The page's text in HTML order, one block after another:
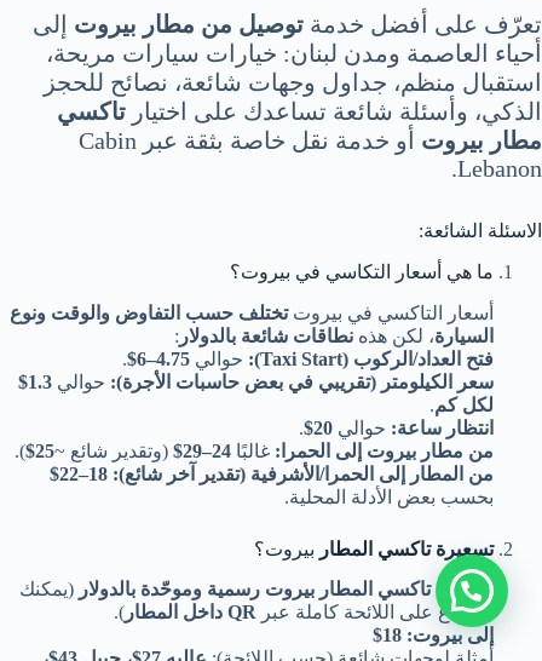
تعرّف على أفضل خدمة توصيل من مطار بيروت إلى
أحياء العاصمة ومدن لبنان: خيارات سيارات مريحة،
استقبال منظم، جداول وجهات شائعة، نصائح للحجز
الذكي، وأسئلة شائعة تساعدك على اختيار تاكسي
مطار بيروت
أو خدمة نقل خاصة بثقة عبر Cabin
Lebanon.
الاسئلة الشائعة:
ما هي أسعار التكاسي في بيروت؟
أسعار التاكسي في بيروتتختلف حسب التفاوض والوقت ونوع
السيارة، لكن هذه نطاقات شائعة بالدولار :
فتح العداد/الركوب (Taxi Start):
حوالي 4.75–6$
.
سعر الكيلومتر (تقريبي في بعض حاسبات الأجرة): حوالي
1.3$
لكل كم.
انتظار ساعة: حوالي 20$
.
من مطار بيروت إلى الحمرا: غالبًا 24–29$ (وتقدير شائع ~25$
).
من المطار إلى الحمرا/الأشرفية (تقدير آخر شائع): 18–22$
بحسب بعض الأدلة المحلية.
تسعيرة تاكسي المطار بيروت؟
تسعيرة تاكسي المطار بيروت رسمية وموحّدة بالدولار (يمكنك
الاطلاع على اللائحة كاملة عبر QR داخل المطار
).
إلى بيروت: 18$